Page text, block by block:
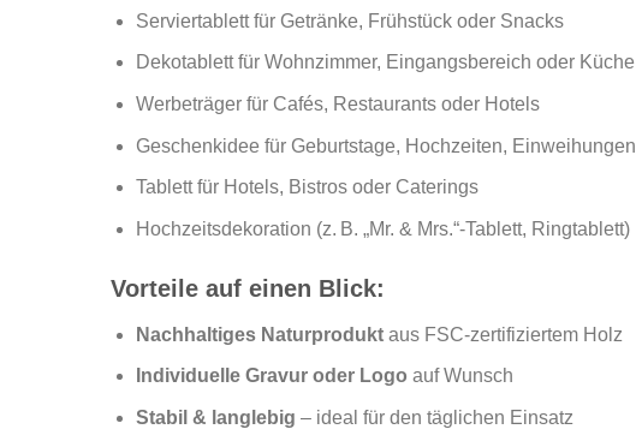
Serviertablett für Getränke, Frühstück oder Snacks
Dekotablett für Wohnzimmer, Eingangsbereich oder Küche
Werbeträger für Cafés, Restaurants oder Hotels
Geschenkidee für Geburtstage, Hochzeiten, Einweihungen
Tablett für Hotels, Bistros oder Caterings
Hochzeitsdekoration (z. B. „Mr. & Mrs.“-Tablett, Ringtablett)
Vorteile auf einen Blick:
Nachhaltiges Naturproduktaus FSC-zertifiziertem Holz
Individuelle Gravur oder Logo auf Wunsch
Stabil & langlebig – ideal für den täglichen Einsatz